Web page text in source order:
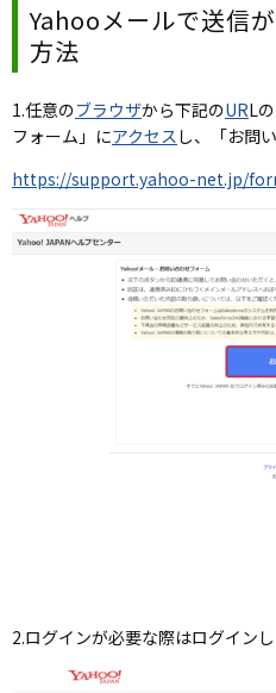
Yahooメールで送信
方法
1.任意のブラウザから下記のURL
フォーム」にアクセス し、「お問
https://support.yahoo-net.jp/
2.ログインが必要な際はログインし